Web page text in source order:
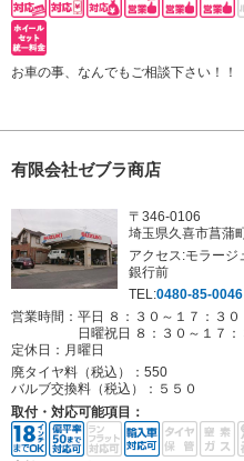
お車の事、なんでもご相談下さい！！
有限会社ゼブラ商店
〒346-0106
埼玉県久喜市菖蒲
アクセス:モラー
銀行前
TEL:0480-85-0046
営業時間：平日 ８：３０～１７：３
日曜祝日 ８：３０～１７
定休日： 月曜日
廃タイヤ料（税込）： 550
バルブ交換料（税込）： ５５０
取付・対応可能項目：